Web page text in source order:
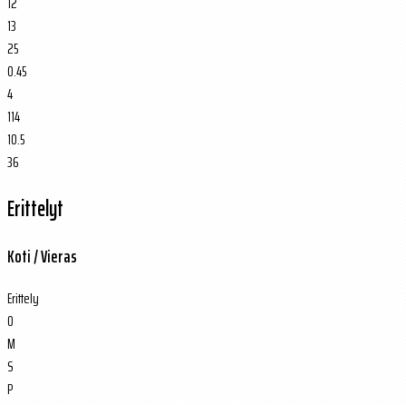
13
25
0.45
4
114
10.5
36
Erittelyt
Koti / Vieras
Erittely
O
M
S
P